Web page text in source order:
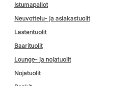
Istumapallot
Neuvottelu- ja asiakastuolit
Lastentuolit
Baarituolit
Lounge- ja nojatuolit
Nojatuolit